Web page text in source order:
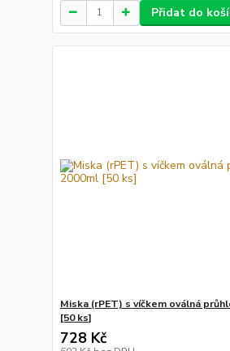
Přidat do
Miska (rPET) s víčkem oválná
[50 ks]
728 Kč